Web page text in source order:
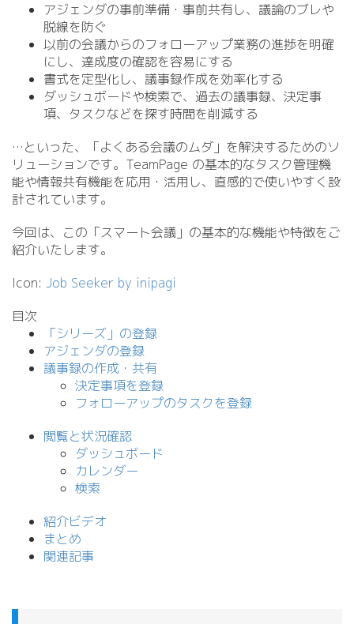
アジェンダの事前準備・事前共有し、議論のブレや
脱線を防ぐ
以前の会議からのフォローアップ業務の進捗を明確
にし、達成度の確認を容易にする
書式を定型化し、議事録作成を効率化する
ダッシュボードや検索で、過去の議事録、決定事
項、タスクなどを探す時間を削減する
…といった、「よくある会議のムダ」を解決するためのソ
リューションです。TeamPage の基本的なタスク管理機
能や情報共有機能を応用・活用し、直感的で使いやすく設
計されています。
今回は、この「スマート会議」の基本的な機能や特徴をご
紹介いたします。
Icon: Job Seeker by inipagi
目次
「シリーズ」の登録
アジェンダの登録
議事録の作成・共有
決定事項を登録
フォローアップのタスクを登録
閲覧と状況確認
ダッシュボード
カレンダー
検索
紹介ビデオ
まとめ
関連記事